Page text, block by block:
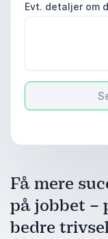
Evt. detaljer om
Få mere
på jobbet –
bedre